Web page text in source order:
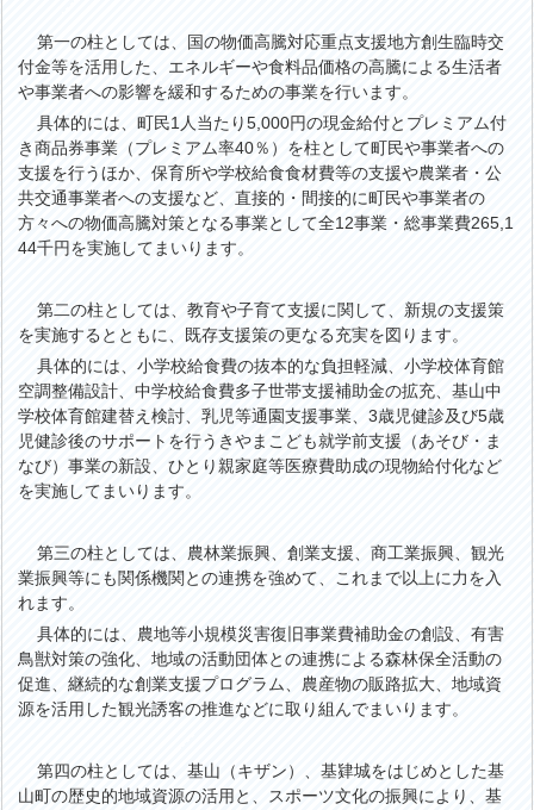
第一の柱としては、国の物価高騰対応重点支援地方創生臨時交
付金等を活用した、エネルギーや食料品価格の高騰による生活者
や事業者への影響を緩和するための事業を行います。
具体的には、町民1人当たり5,000円の現金給付とプレミアム付
き商品券事業（プレミアム率40％）を柱として町民や事業者への
支援を行うほか、保育所や学校給食食材費等の支援や農業者・公
共交通事業者への支援など、直接的・間接的に町民や事業者の
方々への物価高騰対策となる事業として全12事業・総事業費265,1
44千円を実施してまいります。
第二の柱としては、教育や子育て支援に関して、新規の支援策
を実施するとともに、既存支援策の更なる充実を図ります。
具体的には、小学校給食費の抜本的な負担軽減、小学校体育館
空調整備設計、中学校給食費多子世帯支援補助金の拡充、基山中
学校体育館建替え検討、乳児等通園支援事業、3歳児健診及び5歳
児健診後のサポートを行うきやまこども就学前支援（あそび・ま
なび）事業の新設、ひとり親家庭等医療費助成の現物給付化など
を実施してまいります。
第三の柱としては、農林業振興、創業支援、商工業振興、観光
業振興等にも関係機関との連携を強めて、これまで以上に力を入
れます。
具体的には、農地等小規模災害復旧事業費補助金の創設、有害
鳥獣対策の強化、地域の活動団体との連携による森林保全活動の
促進、継続的な創業支援プログラム、農産物の販路拡大、地域資
源を活用した観光誘客の推進などに取り組んでまいります。
第四の柱としては、基山（キザン）、基肄城をはじめとした基
山町の歴史的地域資源の活用と、スポーツ文化の振興により、基